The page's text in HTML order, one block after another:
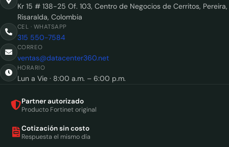
Kr 15 # 138-25 Of. 103, Centro de Negocios de Cerritos, Pereira,
Risaralda, Colombia
CEL · WHATSAPP
315 550-7584
CORREO
ventas@datacenter360.net
HORARIO
Lun a Vie · 8:00 a.m. – 6:00 p.m.
Partner autorizado
Producto Fortinet original
Cotización sin costo
Respuesta el mismo día